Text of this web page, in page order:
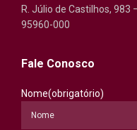
R. Júlio de Castilhos, 983
95960-000
Fale Conosco
Nome(obrigatório)